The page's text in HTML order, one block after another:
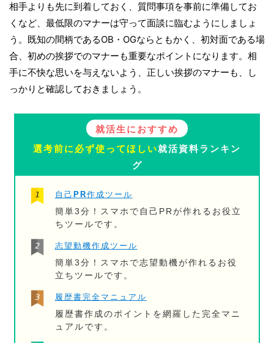
相手よりも先に到着しておく、質問事項を事前に準備してお
くなど、最低限のマナーは守って面談に臨むようにしましょ
う。既知の間柄であるOB・OGならともかく、初対面である場
合、初めの挨拶でのマナーも重要なポイントになります。相
手に不快な思いを与えないよう、正しい挨拶のマナーも、し
っかりと確認しておきましょう。
就活生におすすめ
選考前に必ず使ってほしい就活資料ランキン
グ
自己PR作成ツール
簡単3分！スマホで自己PRが作れるお役立
ちツールです。
志望動機作成ツール
簡単3分！スマホで志望動機が作れるお役
立ちツールです。
履歴書完全マニュアル
履歴書作成のポイントを網羅した完全マニ
ュアルです。